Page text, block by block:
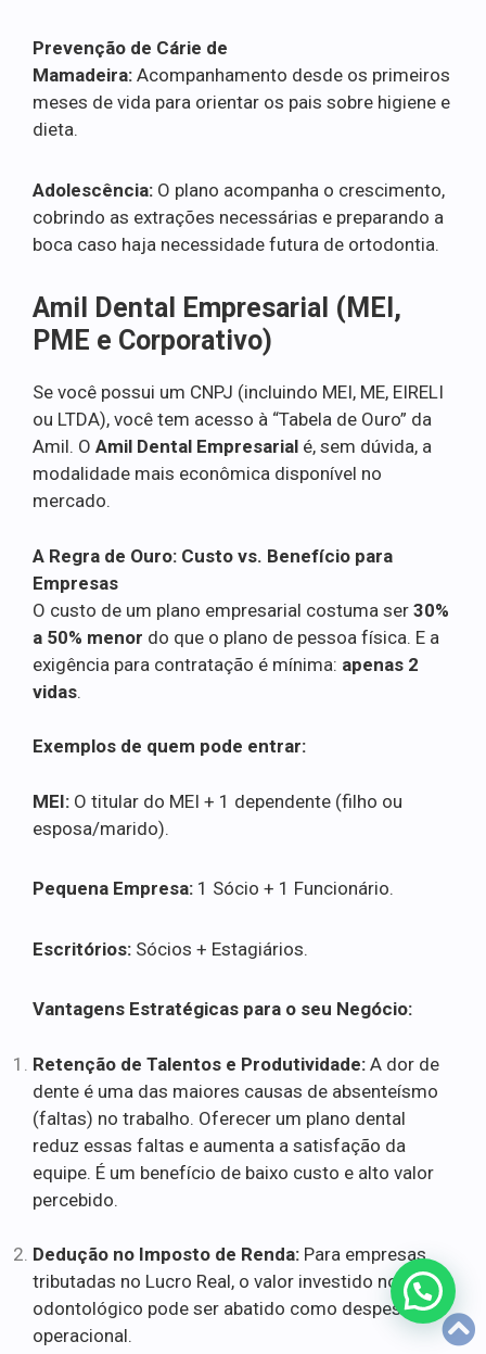
Prevenção de Cárie de
Mamadeira: Acompanhamento desde os primeiros
meses de vida para orientar os pais sobre higiene e
dieta.
Adolescência: O plano acompanha o crescimento,
cobrindo as extrações necessárias e preparando a
boca caso haja necessidade futura de ortodontia.
Amil Dental Empresarial (MEI,
PME e Corporativo)
Se você possui um CNPJ (incluindo MEI, ME, EIRELI
ou LTDA), você tem acesso à “Tabela de Ouro” da
Amil. O Amil Dental Empresarial é, sem dúvida, a
modalidade mais econômica disponível no
mercado.
A Regra de Ouro: Custo vs. Benefício para
Empresas
O custo de um plano empresarial costuma ser 30%
a 50% menor do que o plano de pessoa física. E a
exigência para contratação é mínima: apenas 2
vidas.
Exemplos de quem pode entrar:
MEI: O titular do MEI + 1 dependente (filho ou
esposa/marido).
Pequena Empresa: 1 Sócio + 1 Funcionário.
Escritórios: Sócios + Estagiários.
Vantagens Estratégicas para o seu Negócio:
Retenção de Talentos e Produtividade: A dor de
dente é uma das maiores causas de absenteísmo
(faltas) no trabalho. Oferecer um plano dental
reduz essas faltas e aumenta a satisfação da
equipe. É um benefício de baixo custo e alto valor
percebido.
Dedução no Imposto de Renda: Para empresas
tributadas no Lucro Real, o valor investido no plano
odontológico pode ser abatido como despesa
operacional.